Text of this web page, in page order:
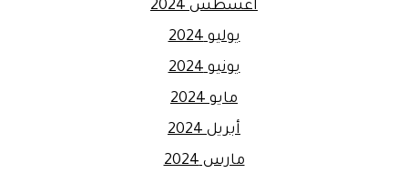
أغسطس 2024
يوليو 2024
يونيو 2024
مايو 2024
أبريل 2024
مارس 2024